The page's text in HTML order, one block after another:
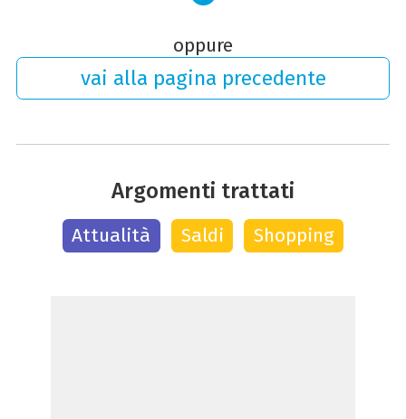
oppure
vai alla pagina precedente
Argomenti trattati
Attualità Saldi Shopping